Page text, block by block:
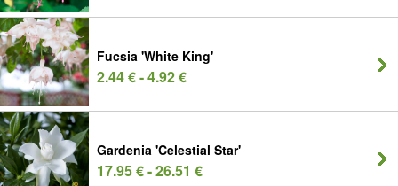
Fucsia 'White King'
2.44 € - 4.92 €
Gardenia 'Celestial Star'
17.95 € - 26.51 €